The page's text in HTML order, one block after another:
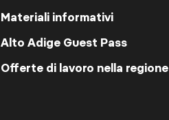
Materiali informativi
Alto Adige Guest Pass
Offerte di lavoro nella regione